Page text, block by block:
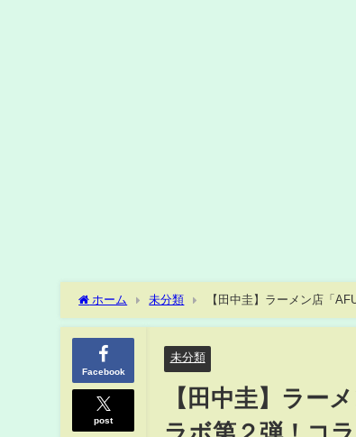
ホーム 未分類
【田中圭】ラーメン店「
け麺 キッコーマン大豆麺使用』とは？
Facebook
post
未分類
【田中圭】ラー
ラボ第２弾！コ